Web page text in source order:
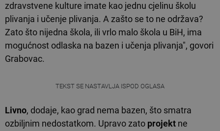
zdravstvene kulture imate kao jednu cjelinu školu
plivanja i učenje plivanja. A zašto se to ne održava?
Zato što nijedna škola, ili vrlo malo škola u BiH, ima
mogućnost odlaska na bazen i učenja plivanja", govori
Grabovac.
TEKST SE NASTAVLJA ISPOD OGLASA
Livno, dodaje, kao grad nema bazen, što smatra
ozbiljnim nedostatkom. Upravo zato projekt ne